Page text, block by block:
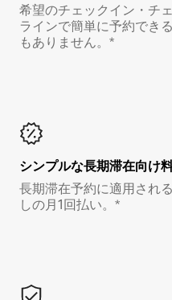
希望のチェックイン・チ
ラインで簡単に予約でき
もありません。*
シンプルな長期滞在向け
長期滞在予約に適用され
しの月1回払い。*